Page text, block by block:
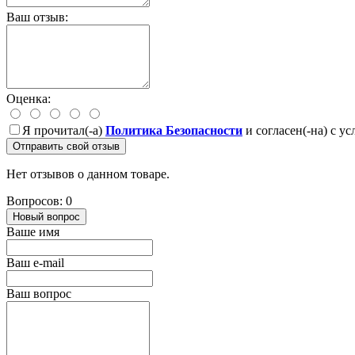
Ваш отзыв:
Оценка:
Я прочитал(-а) Политика Безопасности и согласен(-на) с
Отправить свой отзыв
Нет отзывов о данном товаре.
Вопросов: 0
Новый вопрос
Ваше имя
Ваш e-mail
Ваш вопрос